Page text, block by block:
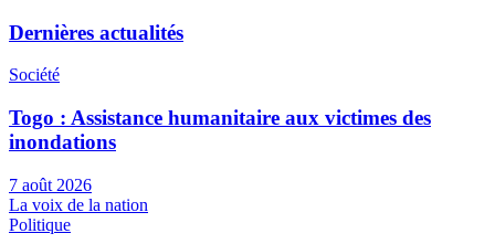
Dernières actualités
Société
Togo : Assistance humanitaire aux victimes des
inondations
7 août 2026
La voix de la nation
Politique